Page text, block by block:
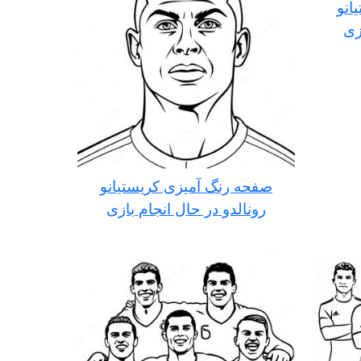
صفحه رنگ آمیزی کریستیانو
رونالدو در حال انجام بازی